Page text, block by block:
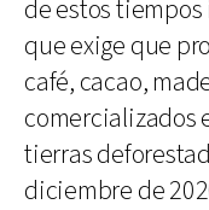
de estos
que exige que
café, cacao,
comercializados
tierras
diciembre de